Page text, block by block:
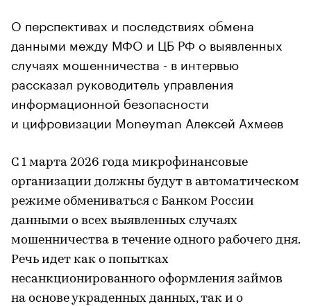
О перспективах и последствиях обмена
данными между МФО и ЦБ РФ о выявленных
случаях мошенничества - в интервью
рассказал руководитель управления
информационной безопасности
и цифровизации Moneyman Алексей Ахмеев
С 1 марта 2026 года микрофинансовые
организации должны будут в автоматическом
режиме обмениваться с Банком России
данными о всех выявленных случаях
мошенничества в течение одного рабочего дня.
Речь идет как о попытках
несанкционированного оформления займов
на основе украденных данных, так и о